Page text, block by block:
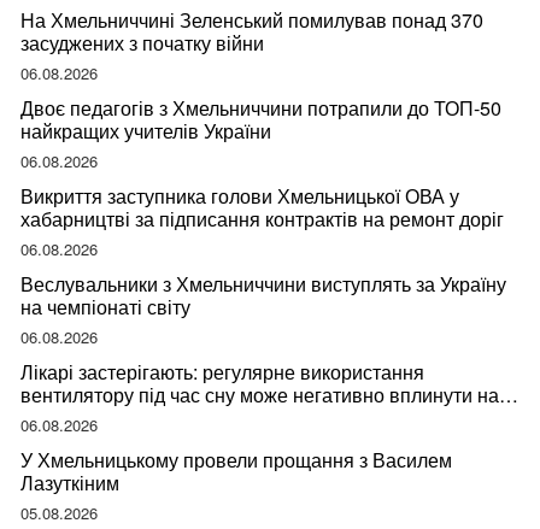
На Хмельниччині Зеленський помилував понад 370
засуджених з початку війни
06.08.2026
Двоє педагогів з Хмельниччини потрапили до ТОП-50
найкращих учителів України
06.08.2026
Викриття заступника голови Хмельницької ОВА у
хабарництві за підписання контрактів на ремонт доріг
06.08.2026
Веслувальники з Хмельниччини виступлять за Україну
на чемпіонаті світу
06.08.2026
Лікарі застерігають: регулярне використання
вентилятору під час сну може негативно вплинути на
ваше здоров’я
06.08.2026
У Хмельницькому провели прощання з Василем
Лазуткіним
05.08.2026